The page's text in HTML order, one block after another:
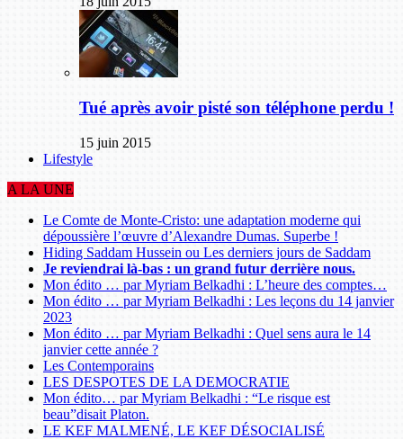
Tué après avoir pisté son téléphone perdu !
15 juin 2015
Lifestyle
A LA UNE
Le Comte de Monte-Cristo: une adaptation moderne qui
dépoussière l’œuvre d’Alexandre Dumas. Superbe !
Hiding Saddam Hussein ou Les derniers jours de Saddam
Je reviendrai là-bas : un grand futur derrière nous.
Mon édito … par Myriam Belkadhi : L’heure des comptes…
Mon édito … par Myriam Belkadhi : Les leçons du 14 janvier
2023
Mon édito … par Myriam Belkadhi : Quel sens aura le 14
janvier cette année ?
Les Contemporains
LES DESPOTES DE LA DEMOCRATIE
Mon édito… par Myriam Belkadhi : “Le risque est
beau”disait Platon.
LE KEF MALMENÉ, LE KEF DÉSOCIALISÉ